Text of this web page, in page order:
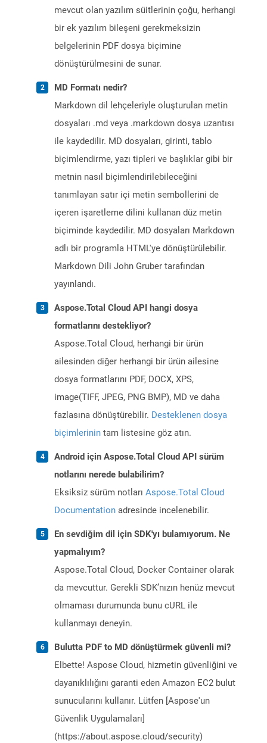
mevcut olan yazılım süitlerinin çoğu, herhangi
bir ek yazılım bileşeni gerekmeksizin
belgelerinin PDF dosya biçimine
dönüştürülmesini de sunar.
MD Formatı nedir?
Markdown dil lehçeleriyle oluşturulan metin
dosyaları .md veya .markdown dosya uzantısı
ile kaydedilir. MD dosyaları, girinti, tablo
biçimlendirme, yazı tipleri ve başlıklar gibi bir
metnin nasıl biçimlendirilebileceğini
tanımlayan satır içi metin sembollerini de
içeren işaretleme dilini kullanan düz metin
biçiminde kaydedilir. MD dosyaları Markdown
adlı bir programla HTML'ye dönüştürülebilir.
Markdown Dili John Gruber tarafından
yayınlandı.
Aspose.Total Cloud API hangi dosya
formatlarını destekliyor?
Aspose.Total Cloud, herhangi bir ürün
ailesinden diğer herhangi bir ürün ailesine
dosya formatlarını PDF, DOCX, XPS,
image(TIFF, JPEG, PNG BMP), MD ve daha
fazlasına dönüştürebilir. Desteklenen dosya
biçimlerinin tam listesine göz atın.
Android için Aspose.Total Cloud API sürüm
notlarını nerede bulabilirim?
Eksiksiz sürüm notları Aspose.Total Cloud
Documentation adresinde incelenebilir.
En sevdiğim dil için SDK'yı bulamıyorum. Ne
yapmalıyım?
Aspose.Total Cloud, Docker Container olarak
da mevcuttur. Gerekli SDK’nızın henüz mevcut
olmaması durumunda bunu cURL ile
kullanmayı deneyin.
Bulutta PDF to MD dönüştürmek güvenli mi?
Elbette! Aspose Cloud, hizmetin güvenliğini ve
dayanıklılığını garanti eden Amazon EC2 bulut
sunucularını kullanır. Lütfen [Aspose'un
Güvenlik Uygulamaları]
(https://about.aspose.cloud/security)